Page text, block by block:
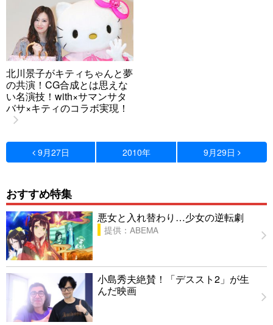
北川景子がキティちゃんと夢
の共演！CG合成とは思えな
い名演技！with×サマンサタ
バサ×キティのコラボ実現！
9月27日 2010年 9月29日
おすすめ特集
悪女と入れ替わり…少女の逆転劇
提供：ABEMA
小島秀夫絶賛！「デススト2」が生
んだ映画